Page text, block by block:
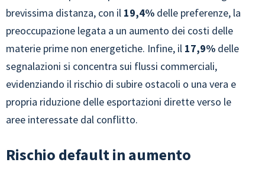
brevissima distanza, con il 19,4% delle preferenze, la
preoccupazione legata a un aumento dei costi delle
materie prime non energetiche. Infine, il 17,9% delle
segnalazioni si concentra sui flussi commerciali,
evidenziando il rischio di subire ostacoli o una vera e
propria riduzione delle esportazioni dirette verso le
aree interessate dal conflitto.
Rischio default in aumento